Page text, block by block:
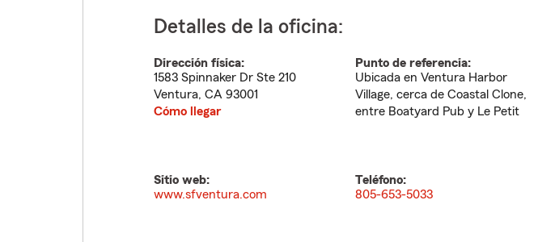
Detalles de la oficina:
Dirección física:
1583 Spinnaker Dr Ste 210
Ventura, CA 93001
Cómo llegar
Punto de referencia:
Ubicada en Ventura Harbor
Village, cerca de Coastal Clone,
entre Boatyard Pub y Le Petit
Sitio web:
www.sfventura.com
Teléfono:
805-653-5033